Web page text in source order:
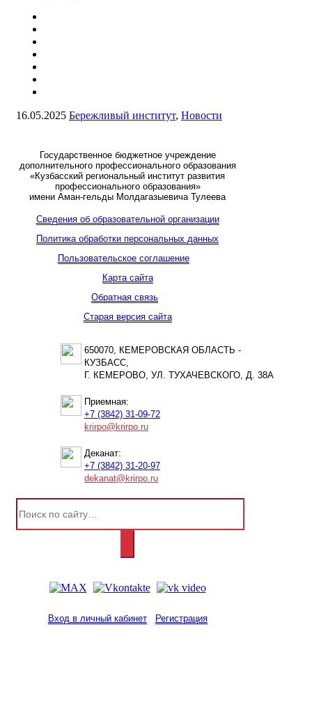
16.05.2025 Бережливый институт, Новости
Государственное бюджетное учреждение
дополнительного профессионального образования
«Кузбасский региональный институт развития
профессионального образования»
имени Аман-гельды Молдагазыевича Тулеева
Сведения об образовательной организации
Политика обработки персональных данных
Пользовательское соглашение
Карта сайта
Обратная связь
Старая версия сайта
650070, КЕМЕРОВСКАЯ ОБЛАСТЬ -
КУЗБАСС,
Г. КЕМЕРОВО, УЛ. ТУХАЧЕВСКОГО, Д. 38А
Приемная:
+7 (3842) 31-09-72
krirpo@krirpo.ru
Деканат:
+7 (3842) 31-20-97
dekanat@krirpo.ru
Вход в личный кабинет Регистрация